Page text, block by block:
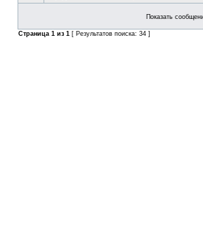
Показать
Страница 1 из 1 [ Результатов поиска: 34 ]